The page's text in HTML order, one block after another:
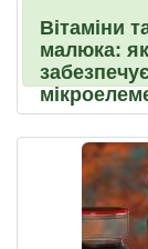
Вітаміни
малюка: